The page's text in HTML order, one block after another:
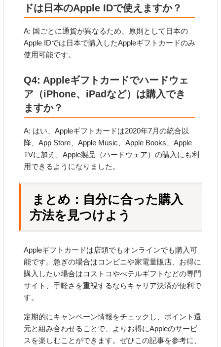
ドは日本のApple IDで使えますか？
A: 国ごとに通貨が異なるため、原則として日本の
Apple IDでは日本で購入したAppleギフトカードのみ
使用可能です。
Q4: Appleギフトカードでハードウェ
ア（iPhone、iPadなど）は購入でき
ますか？
A: はい、Appleギフトカードは2020年7月の統合以
降、App Store、Apple Music、Apple Books、Apple
TVに加え、Apple製品（ハードウェア）の購入にも利
用できるようになりました。
まとめ：自分に合った購入
方法を見つけよう
Appleギフトカードは店頭でもオンラインでも購入可
能です。急ぎの場合はコンビニや家電量販店、お得に
購入したい場合はコストコやべテルギフトなどの専門
サイト、手軽さを重視するならキャリア決済が便利で
す。
定期的にキャンペーン情報をチェックし、ポイント還
元と組み合わせることで、よりお得にAppleのサービ
スを楽しむことができます。ぜひこの記事を参考に、